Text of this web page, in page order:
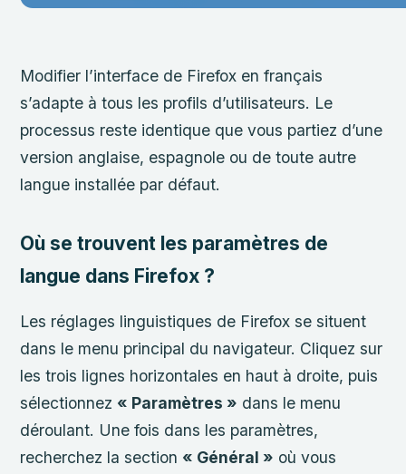
Modifier l’interface de Firefox en français
s’adapte à tous les profils d’utilisateurs. Le
processus reste identique que vous partiez d’une
version anglaise, espagnole ou de toute autre
langue installée par défaut.
Où se trouvent les paramètres de
langue dans Firefox ?
Les réglages linguistiques de Firefox se situent
dans le menu principal du navigateur. Cliquez sur
les trois lignes horizontales en haut à droite, puis
sélectionnez « Paramètres » dans le menu
déroulant. Une fois dans les paramètres,
recherchez la section « Général » où vous